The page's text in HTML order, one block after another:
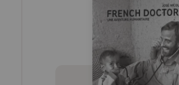
: choisir le bon ton, construire un
affirmer un style conscient et
celles et ceux qui veulent dépasser
captation du réel, pour créer des
delà de ce qu'elles montrent. Des
témoignent du monde, vous
continueront de parler bien après